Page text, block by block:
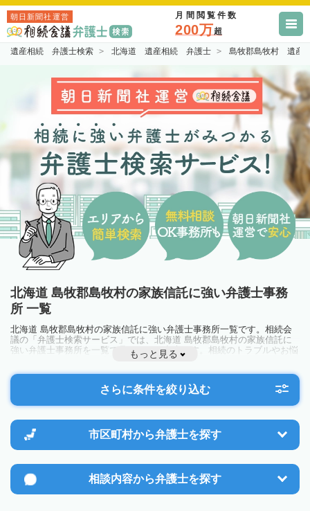
朝日新聞社運営 月間閲覧件数
200万超
遺産相続 弁護士検索 北海道 遺産相続 弁護士 島牧郡島牧村 遺産
北海道 島牧郡島牧村の家族信託に強い弁護士事務
所 一覧
北海道 島牧郡島牧村の家族信託に強い弁護士事務所一覧です。相続会
議の「弁護士検索サービス」では、北海道 島牧郡島牧村の家族信託に
強い弁護士事務所を一覧で見ることが出来ます。相続のトラブルやお悩
みを抱えている方は一度近隣の弁護士に相談してみましょう。
もっと見る
さらに条件を絞り込む
市区町村から弁護士を探す
相談内容から弁護士を探す